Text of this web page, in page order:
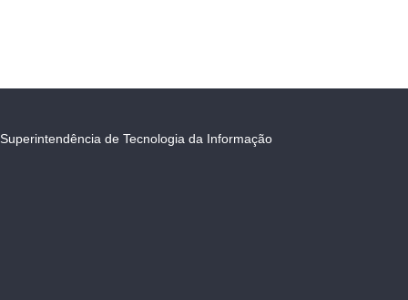
Superintendência de Tecnologia da Informação